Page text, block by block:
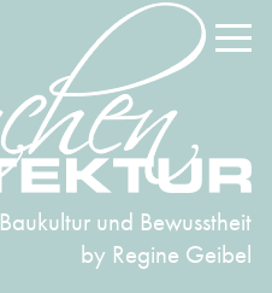
Baukultur und Bewusstheit
by Regine Geibel